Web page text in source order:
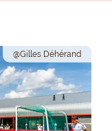
@Gilles Déhérand